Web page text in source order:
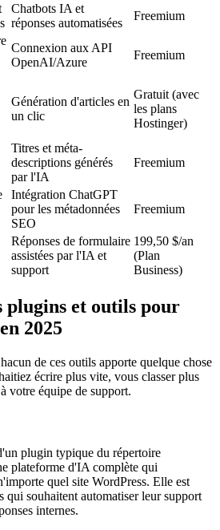
Chatbots IA et
réponses automatisées
Freemium
Connexion aux API
OpenAI/Azure
Freemium
Génération d'articles en
un clic
Gratuit (avec
les plans
Hostinger)
Titres et méta-
descriptions générés
par l'IA
Freemium
Intégration ChatGPT
pour les métadonnées
SEO
Freemium
Réponses de formulaire
assistées par l'IA et
support
199,50 $/an
(Plan
Business)
plugins et outils pour
2025
de ces outils apporte quelque chose
écrire plus vite, vous classer plus
votre équipe de support.
plugin typique du répertoire
plateforme d'IA complète qui
quel site WordPress. Elle est
qui souhaitent automatiser leur support
internes.